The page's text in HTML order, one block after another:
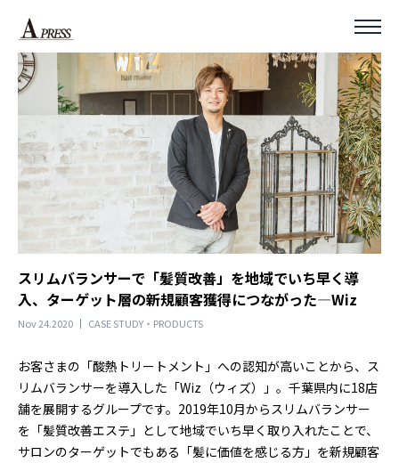
スリムバランサーで「髪質改善」を地域でいち早く導
入、ターゲット層の新規顧客獲得につながった―Wiz
Nov 24.2020 CASE STUDY・PRODUCTS
お客さまの「酸熱トリートメント」への認知が高いことから、ス
リムバランサーを導入した「Wiz（ウィズ）」。千葉県内に18店
舗を展開するグループです。2019年10月からスリムバランサー
を「髪質改善エステ」として地域でいち早く取り入れたことで、
サロンのターゲットでもある「髪に価値を感じる方」を新規顧客